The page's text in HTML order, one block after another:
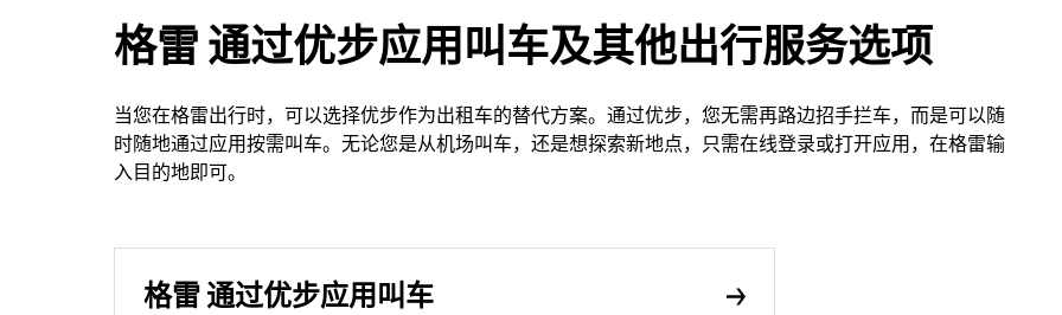
格雷 通过优步应用叫车及其他出行服务选项
当您在格雷出行时，可以选择优步作为出租车的替代方案。通过优步，您无需再路边招手拦车，而是可以随
时随地通过应用按需叫车。无论您是从机场叫车，还是想探索新地点，只需在线登录或打开应用，在格雷输
入目的地即可。
格雷 通过优步应用叫车